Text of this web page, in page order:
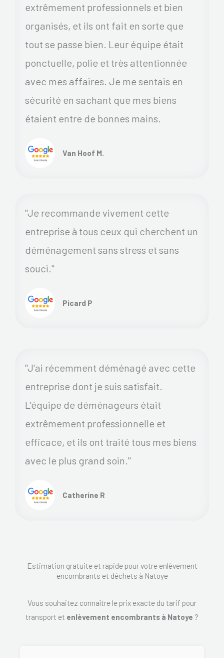
extrêmement professionnels et bien
organisés, et ils ont fait en sorte que
tout se passe bien. Leur équipe était
ponctuelle, polie et très attentionnée
avec mes affaires. Je me sentais en
sécurité en sachant que mes biens
étaient entre de bonnes mains.
Van Hoof M.
"Je recommande vivement cette
entreprise à tous ceux qui cherchent un
déménagement sans stress et sans
souci."
Picard P
"J'ai récemment déménagé avec cette
entreprise dont je suis satisfait.
L'équipe de déménageurs était
extrêmement professionnelle et
efficace, et ils ont traité tous mes biens
avec le plus grand soin."
Catherine R
Estimation gratuite et rapide pour votre enlèvement
encombrants et déchets à Natoye
Vous souhaitez connaître le prix exacte du tarif pour
transport et enlèvement encombrants à Natoye ?